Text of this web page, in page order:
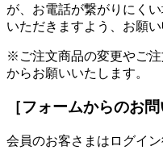
が、お電話が繋がりにく
いただきますよう、お願い
※ご注文商品の変更やご
からお願いいたします。
［フォームからのお問
会員のお客さまはログイ